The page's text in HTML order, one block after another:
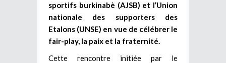
sportifs burkinabè (AJSB) et l’Union
nationale des supporters des
Etalons (UNSE) en vue de célébrer le
fair-play, la paix et la fraternité.
Cette rencontre initiée par le